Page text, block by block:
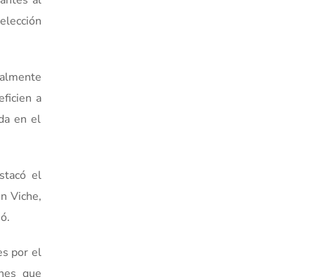
a
en el
el
Viche,
por el
que